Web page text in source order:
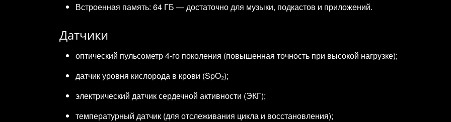
Встроенная память: 64 ГБ — достаточно для музыки, подкастов и приложений.
Датчики
оптический пульсометр 4‑го поколения (повышенная точность при высокой нагрузке);
датчик уровня кислорода в крови (SpO₂);
электрический датчик сердечной активности (ЭКГ);
температурный датчик (для отслеживания цикла и восстановления);